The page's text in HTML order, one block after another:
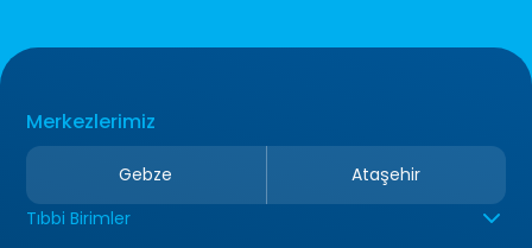
Merkezlerimiz
Gebze
Ataşehir
Tıbbi Birimler